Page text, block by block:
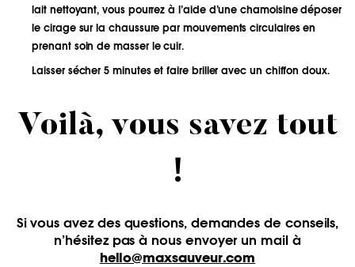
lait nettoyant, vous pourrez à l’aide d’une chamoisine déposer
le cirage sur la chaussure par mouvements circulaires en
prenant soin de masser le cuir.
Laisser sécher 5 minutes et faire briller avec un chiffon doux.
Voilà, vous savez tout
!
Si vous avez des questions, demandes de conseils,
n’hésitez pas à nous envoyer un mail à
hello@maxsauveur.com